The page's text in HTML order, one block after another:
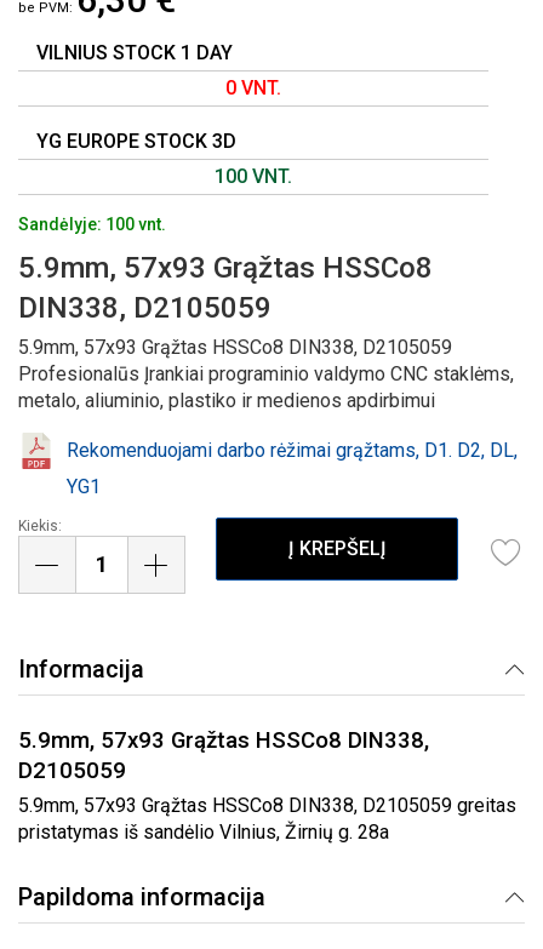
GALERIJOS
PRADŽIĄ
VILNIUS STOCK 1 DAY
0 VNT.
YG EUROPE STOCK 3D
100 VNT.
Sandėlyje: 100 vnt.
5.9mm, 57x93 Grąžtas HSSCo8
DIN338, D2105059
5.9mm, 57x93 Grąžtas HSSCo8 DIN338, D2105059
Profesionalūs Įrankiai programinio valdymo CNC staklėms,
metalo, aliuminio, plastiko ir medienos apdirbimui
Rekomenduojami darbo rėžimai grąžtams, D1. D2, DL,
YG1
Kiekis:
Į KREPŠELĮ
Informacija
5.9mm, 57x93 Grąžtas HSSCo8 DIN338,
D2105059
5.9mm, 57x93 Grąžtas HSSCo8 DIN338, D2105059 greitas
pristatymas iš sandėlio Vilnius, Žirnių g. 28a
Papildoma informacija